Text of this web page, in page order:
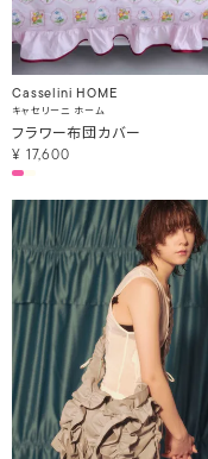
Casselini HOME
キャセリーニ ホーム
フラワー布団カバー
¥ 17,600